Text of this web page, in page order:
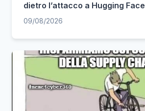
dietro l’attacco a Hugging Face
09/08/2026